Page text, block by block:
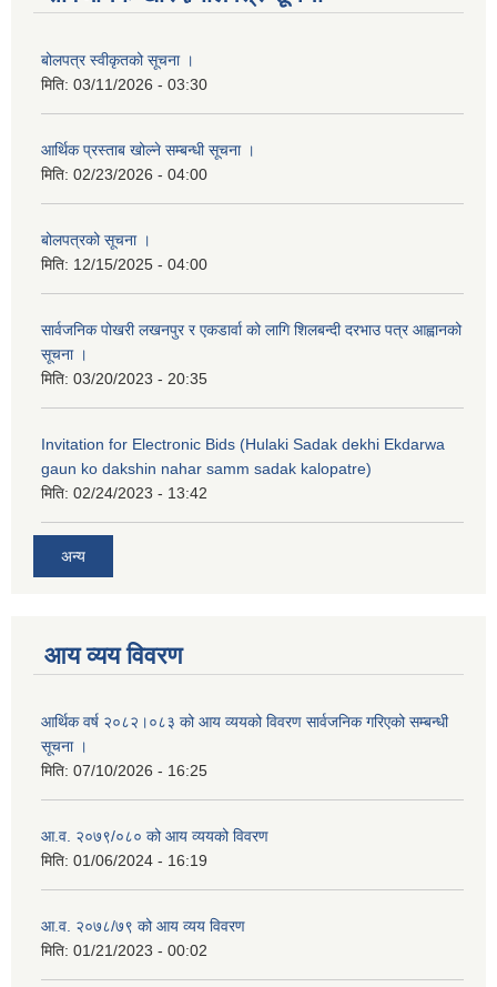
बोलपत्र स्वीकृतको सूचना ।
मिति: 03/11/2026 - 03:30
आर्थिक प्रस्ताब खोल्ने सम्बन्धी सूचना ।
मिति: 02/23/2026 - 04:00
बोलपत्रको सूचना ।
मिति: 12/15/2025 - 04:00
सार्वजनिक पोखरी लखनपुर र एकडार्वा को लागि शिलबन्दी दरभाउ पत्र आह्वानको
सूचना ।
मिति: 03/20/2023 - 20:35
Invitation for Electronic Bids (Hulaki Sadak dekhi Ekdarwa
gaun ko dakshin nahar samm sadak kalopatre)
मिति: 02/24/2023 - 13:42
अन्य
आय व्यय विवरण
आर्थिक वर्ष २०८२।०८३ को आय व्ययको विवरण सार्वजनिक गरिएको सम्बन्धी
सूचना ।
मिति: 07/10/2026 - 16:25
आ.व. २०७९/०८० को आय व्ययको विवरण
मिति: 01/06/2024 - 16:19
आ.व. २०७८/७९ को आय व्यय विवरण
मिति: 01/21/2023 - 00:02